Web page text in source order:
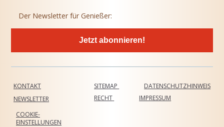
Der Newsletter für Genießer:
Jetzt abonnieren!
KONTAKT
SITEMAP
NEWSLETTER
DATENSCHUTZHINWEIS
COOKIE-
EINSTELLUNGEN
RECHT IMPRESSUM